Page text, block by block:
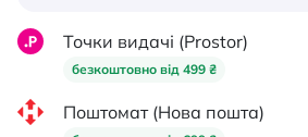
Точки видачі (Prostor)
безкоштовно від 499 ₴
Поштомат (Нова пошта)